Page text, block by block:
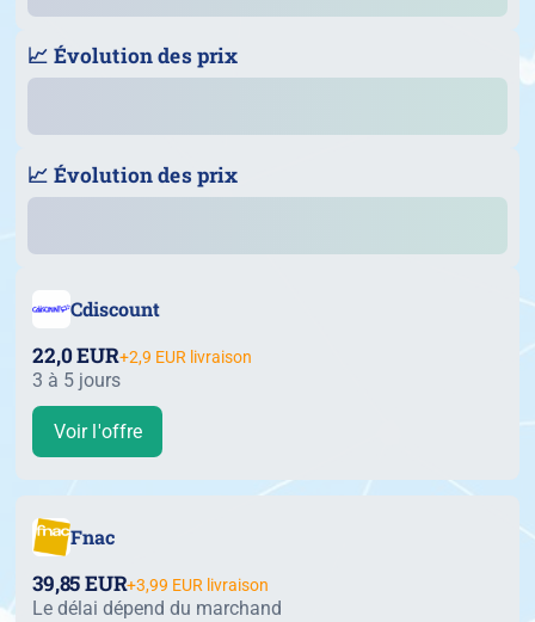
📈 Évolution des prix
📈 Évolution des prix
Cdiscount
22,0 EUR+2,9 EUR livraison
3 à 5 jours
Voir l'offre
Fnac
39,85 EUR+3,99 EUR livraison
Le délai dépend du marchand